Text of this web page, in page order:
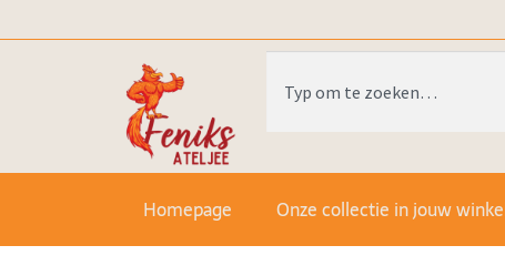
Homepage Onze collectie in jouw